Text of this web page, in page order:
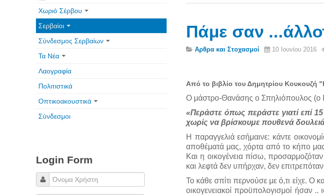
Πάμε σαν
Αρθρα και Στοχασμοί 10 Ιουνίου 2016
Από το βιβλίο του Δημητρίου Κουκουζή
Ο μάστρο-Θανάσης ο Σπηλιόπουλος (ο
«Περάστε όπως περάστε γιατί επί
χωρίς να βρίσκουμε πουθενά
Η παραγγελιά εσήμαινε: κάντε
αποθέματά μας, χόρτα από το κήπο
Και η οικογένεια πίσω,
και λεφτά δεν υπήρχαν, δεν επιτρεπόταν
Το κάθε σπίτι περνούσε με ό,τι είχε. Ο
οικογενειακοί προϋπολογισμοί ήσαν ..
Χωριό Σέρβου
Σερβαίοι
Σύνδεσμος Σερβαίων
Τα Νέα
Λαογραφία
Πολιτιστικά
Οπτικοακουστικά
Σύνδεσμοι
Login Form